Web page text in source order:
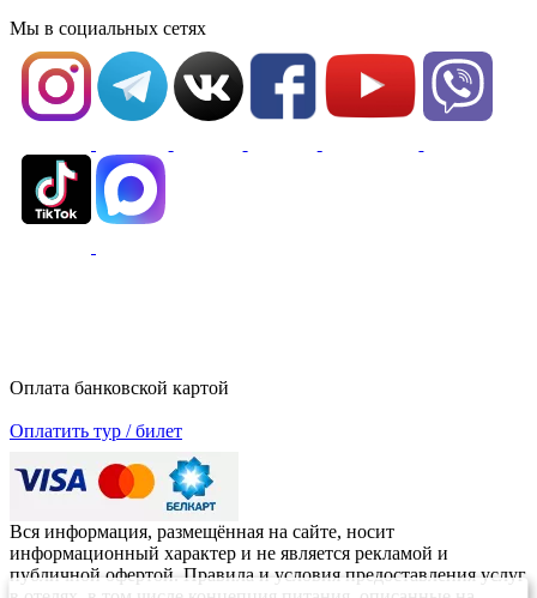
Мы в социальных сетях
Оплата банковской картой
Оплатить тур / билет
Вся информация, размещённая на сайте, носит
информационный характер и не является рекламой и
публичной офертой. Правила и условия предоставления услуг